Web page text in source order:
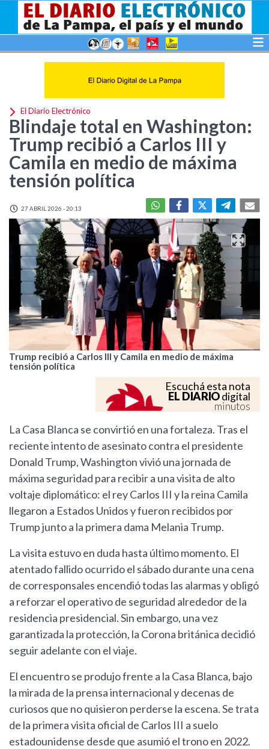
El Diario Electrónico
Blindaje total en Washington:
Trump recibió a Carlos III y
Camila en medio de máxima
tensión política
27 ABRIL 2026 - 20:13
Trump recibió a Carlos III y Camila en medio de máxima
tensión política
Escuchá esta nota
EL DIARIOdigital
minutos
La Casa Blanca se convirtió en una fortaleza. Tras el
reciente intento de asesinato contra el presidente
Donald Trump, Washington vivió una jornada de
máxima seguridad para recibir a una visita de alto
voltaje diplomático: el rey Carlos III y la reina Camila
llegaron a Estados Unidos y fueron recibidos por
Trump junto a la primera dama Melania Trump.
La visita estuvo en duda hasta último momento. El
atentado fallido ocurrido el sábado durante una cena
de corresponsales encendió todas las alarmas y obligó
a reforzar el operativo de seguridad alrededor de la
residencia presidencial. Sin embargo, una vez
garantizada la protección, la Corona británica decidió
seguir adelante con el viaje.
El encuentro se produjo frente a la Casa Blanca, bajo
la mirada de la prensa internacional y decenas de
curiosos que no quisieron perderse la escena. Se trata
de la primera visita oficial de Carlos III a suelo
estadounidense desde que asumió el trono en 2022.